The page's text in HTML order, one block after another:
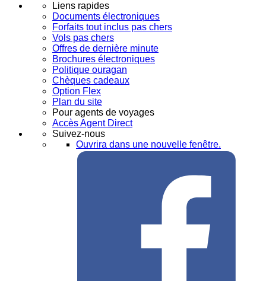
Liens rapides
Documents électroniques
Forfaits tout inclus pas chers
Vols pas chers
Offres de dernière minute
Brochures électroniques
Politique ouragan
Chèques cadeaux
Option Flex
Plan du site
Pour agents de voyages
Accès Agent Direct
Suivez-nous
Ouvrira dans une nouvelle fenêtre.